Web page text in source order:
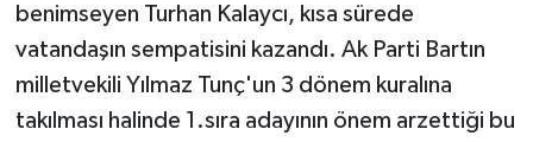
benimseyen Turhan Kalaycı, kısa sürede
vatandaşın sempatisini kazandı. Ak Parti Bartın
milletvekili Yılmaz Tunç'un 3 dönem kuralına
takılması halinde 1.sıra adayının önem arzettiği bu